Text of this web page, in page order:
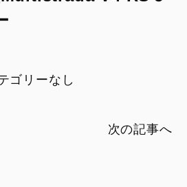
ゴリーなし
次の記事へ